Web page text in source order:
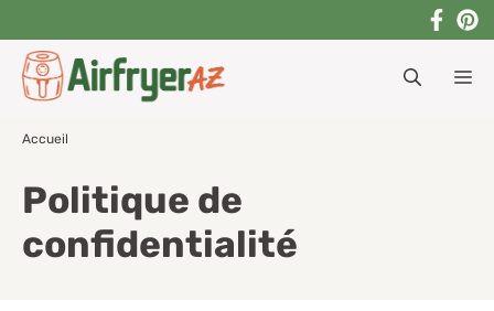
contenu
Accueil
Politique de
confidentialité